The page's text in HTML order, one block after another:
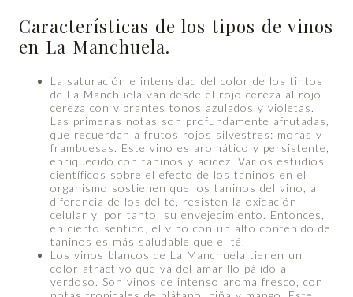
Características de los tipos de vinos
en La Manchuela.
La saturación e intensidad del color de los tintos
de La Manchuela van desde el rojo cereza al rojo
cereza con vibrantes tonos azulados y violetas.
Las primeras notas son profundamente afrutadas,
que recuerdan a frutos rojos silvestres: moras y
frambuesas. Este vino es aromático y persistente,
enriquecido con taninos y acidez. Varios estudios
científicos sobre el efecto de los taninos en el
organismo sostienen que los taninos del vino, a
diferencia de los del té, resisten la oxidación
celular y, por tanto, su envejecimiento. Entonces,
en cierto sentido, el vino con un alto contenido de
taninos es más saludable que el té.
Los vinos blancos de La Manchuela tienen un
color atractivo que va del amarillo pálido al
verdoso. Son vinos de intenso aroma fresco, con